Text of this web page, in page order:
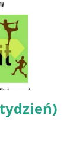
tydzień)